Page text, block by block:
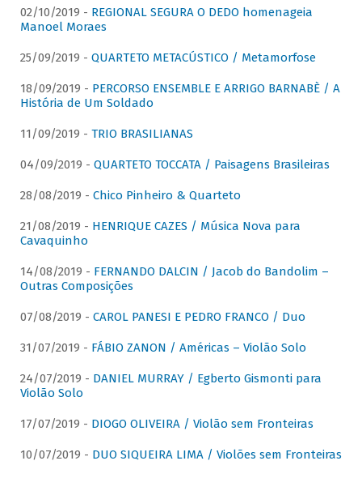
02/10/2019 - REGIONAL SEGURA O DEDO homenageia
Manoel Moraes
25/09/2019 - QUARTETO METACÚSTICO / Metamorfose
18/09/2019 - PERCORSO ENSEMBLE E ARRIGO BARNABÈ / A
História de Um Soldado
11/09/2019 - TRIO BRASILIANAS
04/09/2019 - QUARTETO TOCCATA / Paisagens Brasileiras
28/08/2019 - Chico Pinheiro & Quarteto
21/08/2019 - HENRIQUE CAZES / Música Nova para
Cavaquinho
14/08/2019 - FERNANDO DALCIN / Jacob do Bandolim –
Outras Composições
07/08/2019 - CAROL PANESI E PEDRO FRANCO / Duo
31/07/2019 - FÁBIO ZANON / Américas – Violão Solo
24/07/2019 - DANIEL MURRAY / Egberto Gismonti para
Violão Solo
17/07/2019 - DIOGO OLIVEIRA / Violão sem Fronteiras
10/07/2019 - DUO SIQUEIRA LIMA / Violões sem Fronteiras